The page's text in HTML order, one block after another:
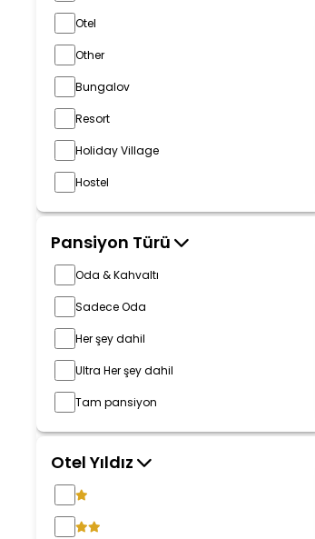
Otel
Other
Bungalov
Resort
Holiday Village
Hostel
Pansiyon Türü
Oda & Kahvaltı
Sadece Oda
Her şey dahil
Ultra Her şey dahil
Tam pansiyon
Otel Yıldız